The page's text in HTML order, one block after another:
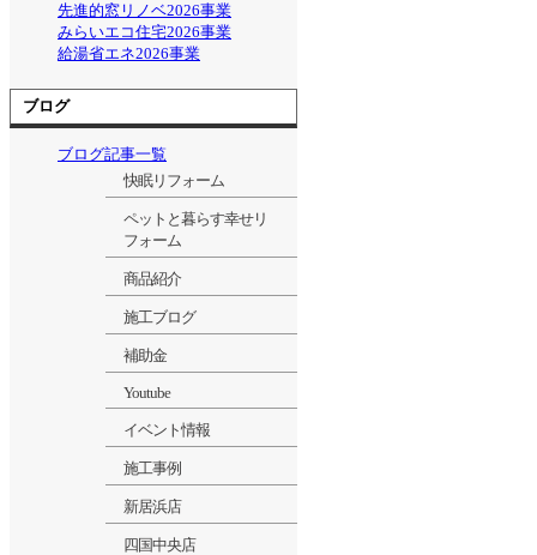
先進的窓リノベ2026事業
みらいエコ住宅2026事業
給湯省エネ2026事業
ブログ
ブログ記事一覧
快眠リフォーム
ペットと暮らす幸せリ
フォーム
商品紹介
施工ブログ
補助金
Youtube
イベント情報
施工事例
新居浜店
四国中央店